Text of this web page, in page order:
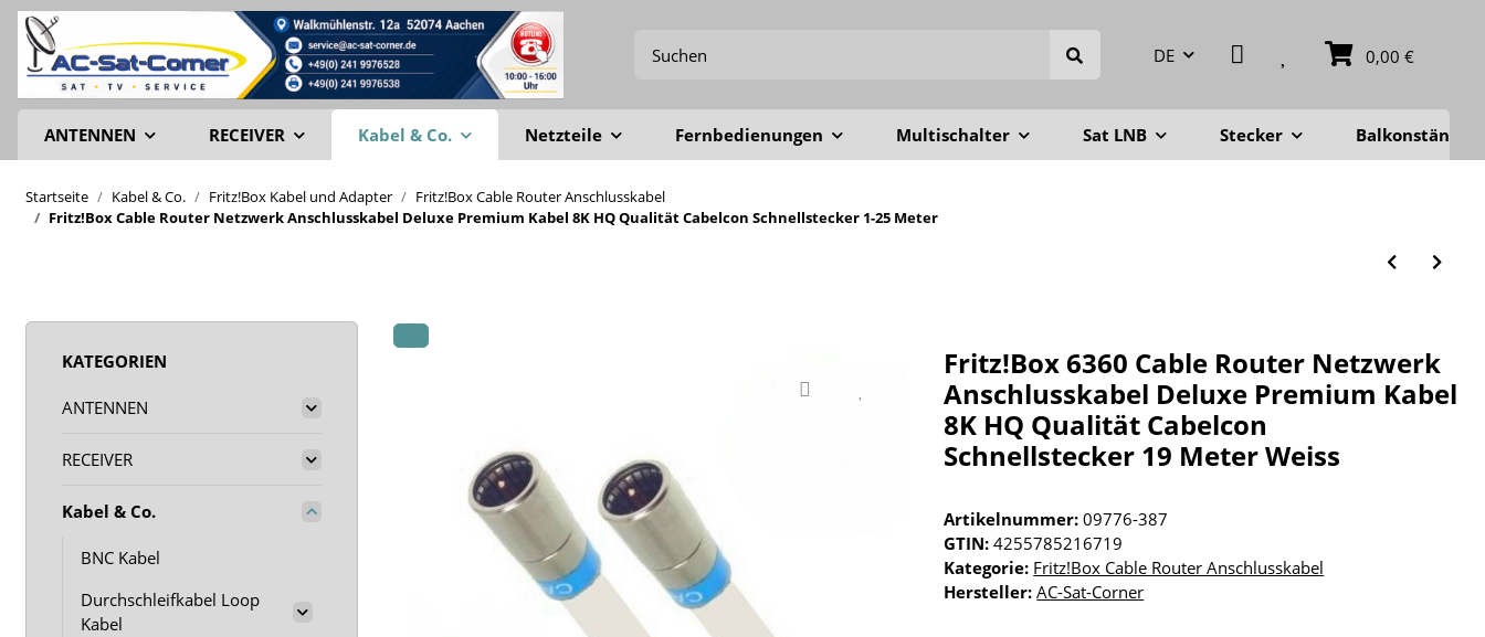
DE 0,00 €
ANTENNEN RECEIVER Kabel & Co. Netzteile Fernbedienungen Multischalter Sat LNB Stecker Balkonständer
Startseite Kabel & Co. Fritz!Box Kabel und Adapter
Fritz!Box Cable Router Anschlusskabel
Fritz!Box Cable Router Netzwerk Anschlusskabel Deluxe Premium Kabel 8K HQ Qualität Cabelcon Schnellstecker 1-25 Meter
Fritz!Box 6360 Cable Router Netzwerk
Anschlusskabel Deluxe Premium Kabel
8K HQ Qualität Cabelcon
Schnellstecker 19 Meter Weiss
Artikelnummer:09776-387
GTIN: 4255785216719
Kategorie: Fritz!Box Cable Router Anschlusskabel
Hersteller: AC-Sat-Corner
KATEGORIEN
ANTENNEN
RECEIVER
Kabel & Co.
BNC Kabel
Durchschleifkabel Loop
Kabel